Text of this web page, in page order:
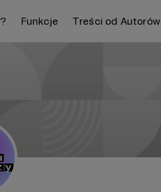
Funkcje Treści od Autorów